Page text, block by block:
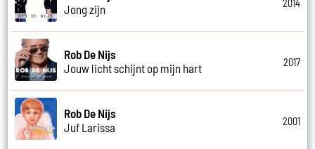
Jong zijn
2014
Rob De Nijs
Jouw licht schijnt op mijn hart
2017
Rob De Nijs
Juf Larissa
2001